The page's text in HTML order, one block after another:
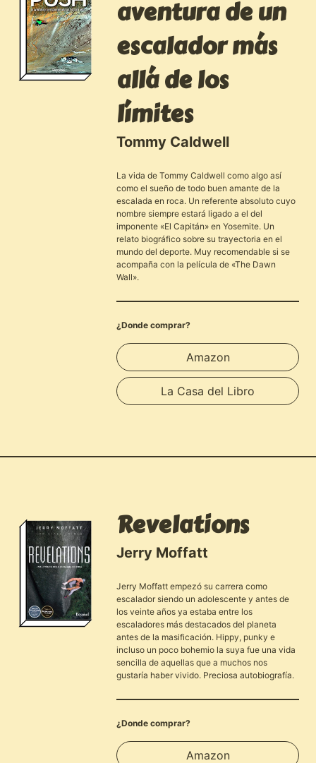
aventura de un
escalador más
allá de los
límites
Tommy Caldwell
La vida de Tommy Caldwell como algo así
como el sueño de todo buen amante de la
escalada en roca. Un referente absoluto cuyo
nombre siempre estará ligado a el del
imponente «El Capitán» en Yosemite. Un
relato biográfico sobre su trayectoria en el
mundo del deporte. Muy recomendable si se
acompaña con la película de «The Dawn
Wall».
¿Donde comprar?
Amazon
La Casa del Libro
Revelations
Jerry Moffatt
Jerry Moffatt empezó su carrera como
escalador siendo un adolescente y antes de
los veinte años ya estaba entre los
escaladores más destacados del planeta
antes de la masificación. Hippy, punky e
incluso un poco bohemio la suya fue una vida
sencilla de aquellas que a muchos nos
gustaría haber vivido. Preciosa autobiografía.
¿Donde comprar?
Amazon